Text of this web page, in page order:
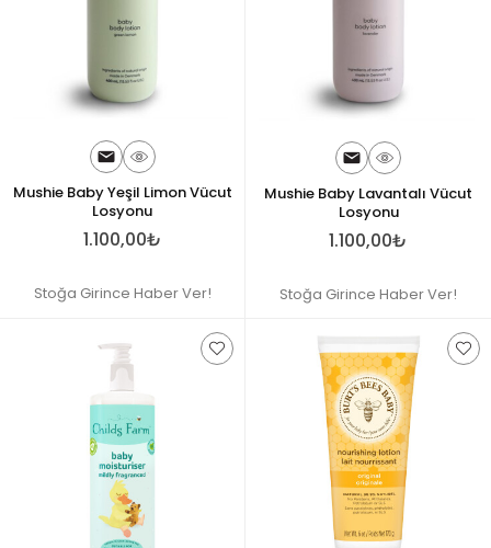
Mushie Baby Yeşil Limon Vücut
Losyonu
1.100,00₺
Stoğa Girince Haber Ver!
Mushie Baby Lavantalı Vücut
Losyonu
1.100,00₺
Stoğa Girince Haber Ver!